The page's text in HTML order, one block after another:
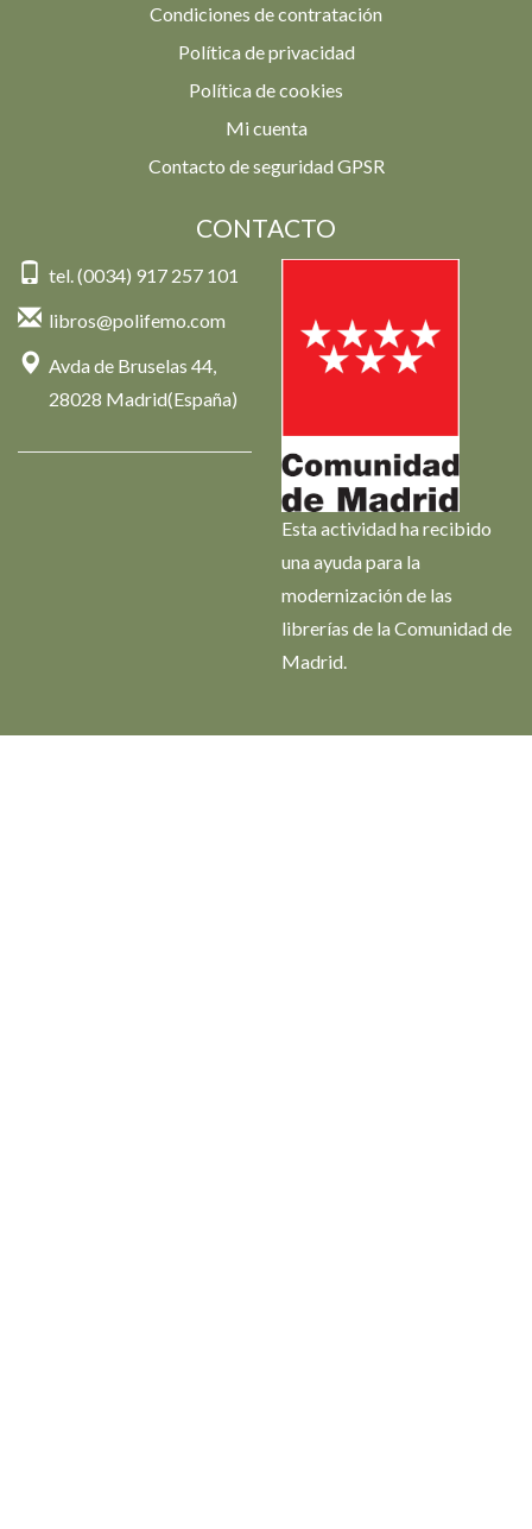
Condiciones de contratación
Política de privacidad
Política de cookies
Mi cuenta
Contacto de seguridad GPSR
CONTACTO
tel. (0034) 917 257 101
libros@polifemo.com
Avda de Bruselas 44,
28028 Madrid(España)
Esta actividad ha recibido
una ayuda para la
modernización de las
librerías de la Comunidad de
Madrid.